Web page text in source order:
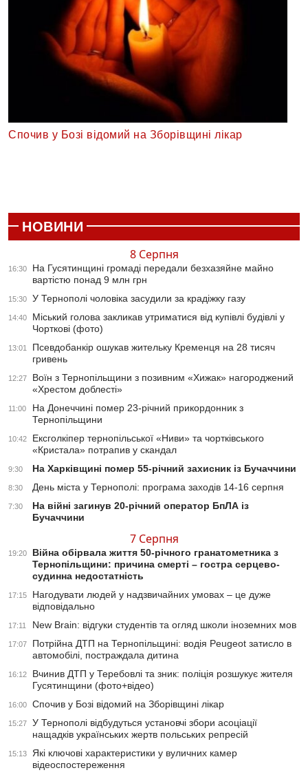
Спочив у Бозі відомий на Зборівщині лікар
НОВИНИ
8 Серпня
16:30
На Гусятинщині громаді передали безхазяйне майно
вартістю понад 9 млн грн
15:30 У Тернополі чоловіка засудили за крадіжку газу
14:40
Міський голова закликав утриматися від купівлі будівлі у
Чорткові (фото)
13:01
Псевдобанкір ошукав жительку Кременця на 28 тисяч
гривень
12:27
Воїн з Тернопільщини з позивним «Хижак» нагороджений
«Хрестом доблесті»
11:00
На Донеччині помер 23-річний прикордонник з
Тернопільщини
10:42
Ексголкіпер тернопільської «Ниви» та чортківського
«Кристала» потрапив у скандал
9:30 На Харківщині помер 55-річний захисник із Бучаччини
8:30 День міста у Тернополі: програма заходів 14-16 серпня
7:30
На війні загинув 20-річний оператор БпЛА із
Бучаччини
7 Серпня
19:20
Війна обірвала життя 50-річного гранатометника з
Тернопільщини: причина смерті – гостра серцево-
судинна недостатність
17:15
Нагодувати людей у надзвичайних умовах – це дуже
відповідально
17:11 New Brain: відгуки студентів та огляд школи іноземних мов
17:07
Потрійна ДТП на Тернопільщині: водія Peugeot затисло в
автомобілі, постраждала дитина
16:12
Вчинив ДТП у Теребовлі та зник: поліція розшукує жителя
Гусятинщини (фото+відео)
16:00 Спочив у Бозі відомий на Зборівщині лікар
15:27
У Тернополі відбудуться установчі збори асоціації
нащадків українських жертв польських репресій
15:13
Які ключові характеристики у вуличних камер
відеоспостереження